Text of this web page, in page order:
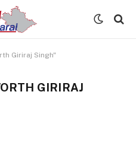
Giriraj Singh"
GIRIRAJ